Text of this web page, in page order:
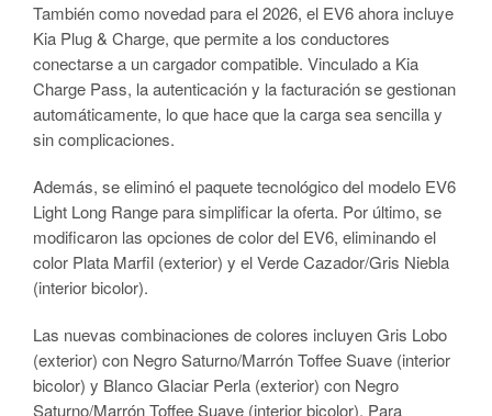
También como novedad para el 2026, el EV6 ahora incluye
Kia Plug & Charge, que permite a los conductores
conectarse a un cargador compatible. Vinculado a Kia
Charge Pass, la autenticación y la facturación se gestionan
automáticamente, lo que hace que la carga sea sencilla y
sin complicaciones.
Además, se eliminó el paquete tecnológico del modelo EV6
Light Long Range para simplificar la oferta. Por último, se
modificaron las opciones de color del EV6, eliminando el
color Plata Marfil (exterior) y el Verde Cazador/Gris Niebla
(interior bicolor).
Las nuevas combinaciones de colores incluyen Gris Lobo
(exterior) con Negro Saturno/Marrón Toffee Suave (interior
bicolor) y Blanco Glaciar Perla (exterior) con Negro
Saturno/Marrón Toffee Suave (interior bicolor). Para